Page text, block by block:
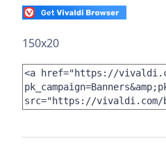
150x20